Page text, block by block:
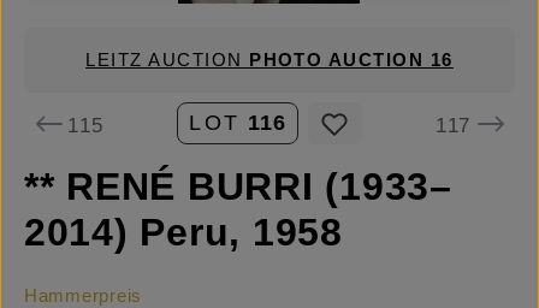
LEITZ AUCTION PHOTO AUCTION 16
115 LOT 116 117
** RENÉ BURRI (1933–
2014) Peru, 1958
Hammerpreis